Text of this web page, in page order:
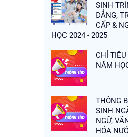
SINH
ĐẲNG,
CẤP &
HỌC 2024 - 2025
CHỈ
NĂM
THÔNG
SINH
NGỮ,
HÓA